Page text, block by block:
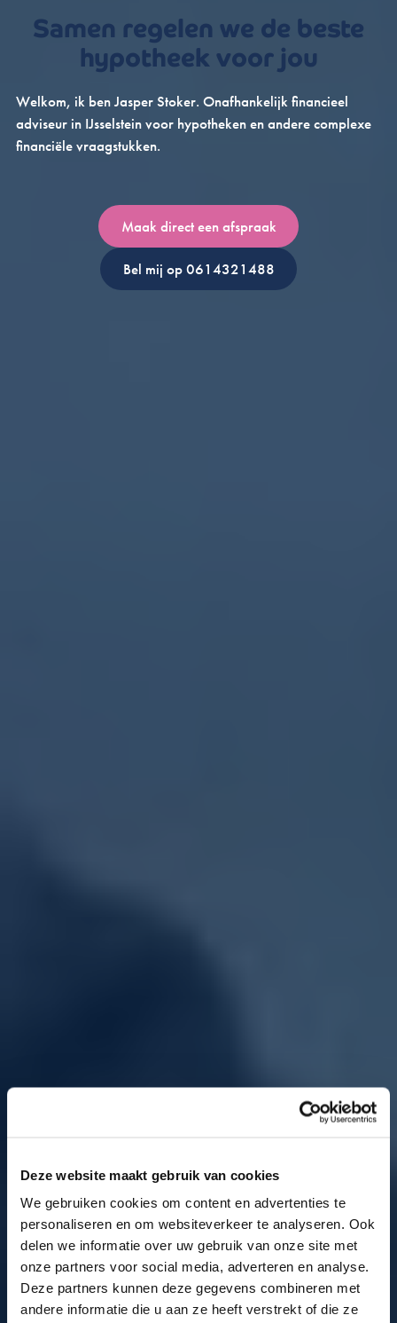
Deze website maakt gebruik van cookies
We gebruiken cookies om content en advertenties te
personaliseren en om websiteverkeer te analyseren. Ook
delen we informatie over uw gebruik van onze site met
onze partners voor social media, adverteren en analyse.
Deze partners kunnen deze gegevens combineren met
andere informatie die u aan ze heeft verstrekt of die ze
Samen regelen we de beste
hypotheek voor jou
Welkom, ik ben Jasper Stoker. Onafhankelijk financieel
adviseur in IJsselstein voor hypotheken en andere complexe
financiële vraagstukken.
Maak direct een afspraak
Bel mij op 0614321488